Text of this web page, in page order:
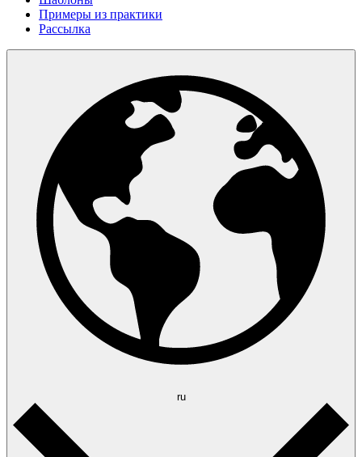
Примеры из практики
Рассылка
ru